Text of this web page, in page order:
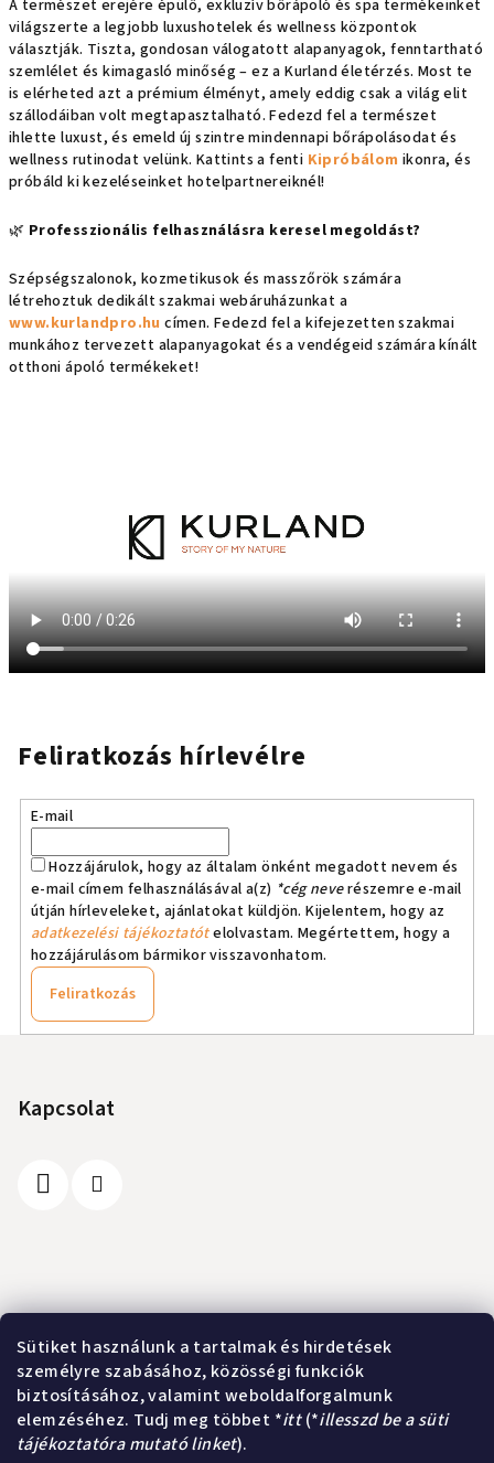
Sütiket használunk a tartalmak és hirdetések
személyre szabásához, közösségi funkciók
biztosításához, valamint weboldalforgalmunk
elemzéséhez. Tudj meg többet *itt(*illesszd be a süti
tájékoztatóra mutató linket).
A természet erejére épülő, exkluzív bőrápoló és spa termékeinket
világszerte a legjobb luxushotelek és wellness központok
választják. Tiszta, gondosan válogatott alapanyagok, fenntartható
szemlélet és kimagasló minőség – ez a Kurland életérzés. Most te
is elérheted azt a prémium élményt, amely eddig csak a világ elit
szállodáiban volt megtapasztalható. Fedezd fel a természet
ihlette luxust, és emeld új szintre mindennapi bőrápolásodat és
wellness rutinodat velünk. Kattints a fenti Kipróbálom ikonra, és
próbáld ki kezeléseinket hotelpartnereiknél!
🌿 Professzionális felhasználásra keresel megoldást?
Szépségszalonok, kozmetikusok és masszőrök számára
létrehoztuk dedikált szakmai webáruházunkat a
www.kurlandpro.hu címen. Fedezd fel a kifejezetten szakmai
munkához tervezett alapanyagokat és a vendégeid számára kínált
otthoni ápoló termékeket!
Feliratkozás hírlevélre
E-mail
Hozzájárulok, hogy az általam önként megadott nevem és
e-mail címem felhasználásával a(z) *cég neverészemre e-mail
útján hírleveleket, ajánlatokat küldjön. Kijelentem, hogy az
adatkezelési tájékoztatótelolvastam. Megértettem, hogy a
hozzájárulásom bármikor visszavonhatom.
Feliratkozás
Kapcsolat
Információ
A vásárlás lépései
Üzleti feltételek (ÁSZF)
Adatkezelési tájékoztató